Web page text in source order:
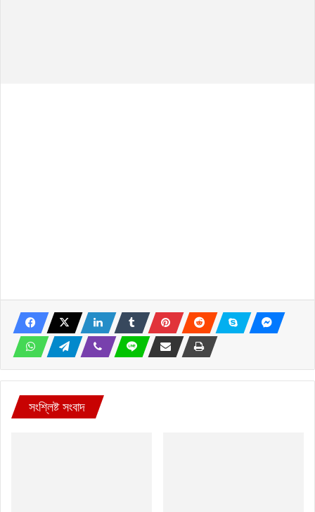
সংশ্লিষ্ট সংবাদ